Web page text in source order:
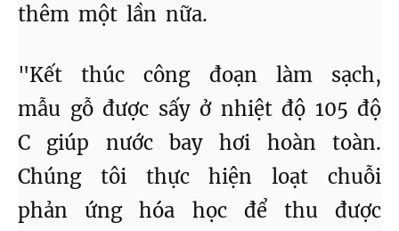
thêm một lần nữa.
"Kết thúc công đoạn làm sạch,
mẫu gỗ được sấy ở nhiệt độ 105 độ
C giúp nước bay hơi hoàn toàn.
Chúng tôi thực hiện loạt chuỗi
phản ứng hóa học để thu được